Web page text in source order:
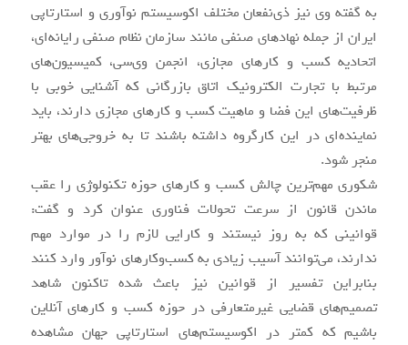
به گفته وی نیز ذی‌نفعان مختلف اکوسیستم نوآوری و استارتاپی
ایران از جمله نهادهای صنفی مانند سازمان نظام صنفی رایانه‌ای،
اتحادیه کسب و کارهای مجازی، انجمن وی‌سی، کمیسیون‌های
مرتبط با تجارت الکترونیک اتاق بازرگانی که آشنایی خوبی با
ظرفیت‌های این فضا و ماهیت کسب و کارهای مجازی دارند، باید
نماینده‌ای در این کارگروه داشته باشند تا به خروجی‌های بهتر
منجر شود.
شکوری مهم‌ترین چالش کسب و کارهای حوزه تکنولوژی را عقب
ماندن قانون از سرعت تحولات فناوری عنوان کرد و گفت:
قوانینی که به روز نیستند و کارایی لازم را در موارد مهم
ندارند، می‌توانند آسیب زیادی به کسب‌وکارهای نوآور وارد کنند
بنابراین تفسیر از قوانین نیز باعث شده تاکنون شاهد
تصمیم‌های قضایی غیرمتعارفی در حوزه کسب و کارهای آنلاین
باشیم که کمتر در اکوسیستم‌های استارتاپی جهان مشاهده